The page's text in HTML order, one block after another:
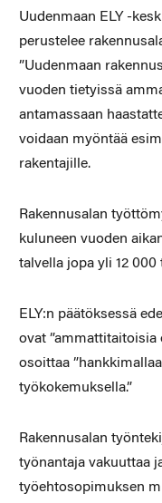
Uudenmaan ELY -
perustelee
”Uudenmaan
vuoden tietyissä
antamassaan
voidaan myöntää
rakentajille.
Rakennusalan
kuluneen vuoden
talvella jopa yli 12 000
ELY:n päätöksessä
ovat ”ammattitaitoisia
osoittaa
työkokemuksella.”
Rakennusalan
työnantaja vakuuttaa
työehtosopimuksen